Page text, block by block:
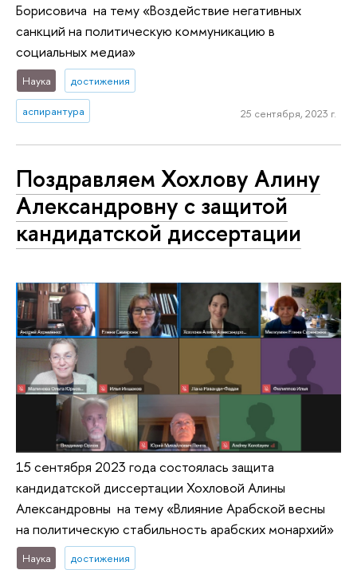
Борисовича на тему «Воздействие негативных
санкций на политическую коммуникацию в
социальных медиа»
Наука достижения
аспирантура 25 сентября, 2023 г.
Поздравляем Хохлову Алину
Александровну с защитой
кандидатской диссертации
15 сентября 2023 года состоялась защита
кандидатской диссертации Хохловой Алины
Александровны на тему «Влияние Арабской весны
на политическую стабильность арабских монархий»
Наука достижения